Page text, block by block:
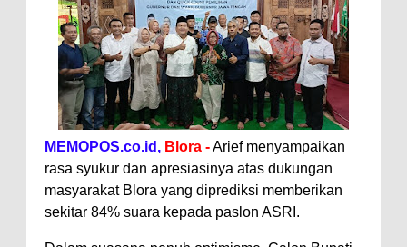
MEMOPOS.co.id, Blora -Arief menyampaikan
rasa syukur dan apresiasinya atas dukungan
masyarakat Blora yang diprediksi memberikan
sekitar 84% suara kepada paslon ASRI.